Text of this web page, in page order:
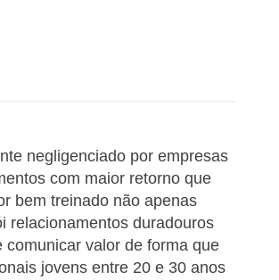
negligenciado por empresas
com maior retorno que
bem treinado não apenas
relacionamentos duradouros
valor de forma que
jovens entre 20 e 30 anos